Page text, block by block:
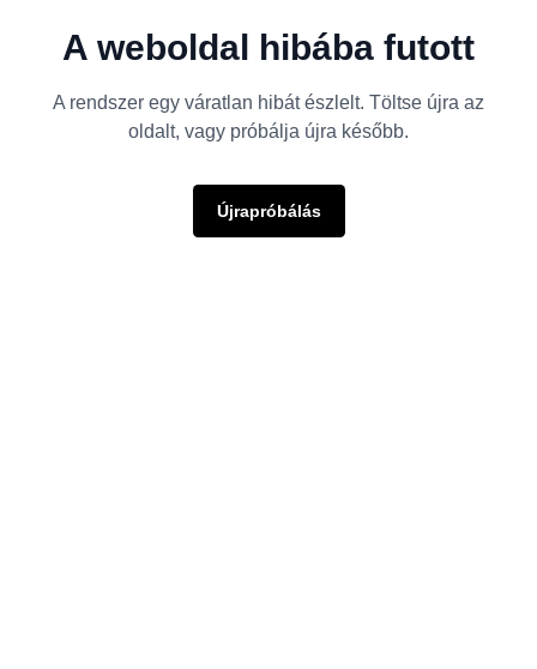
A weboldal hibába futott
A rendszer egy váratlan hibát észlelt. Töltse újra az
oldalt, vagy próbálja újra később.
Újrapróbálás